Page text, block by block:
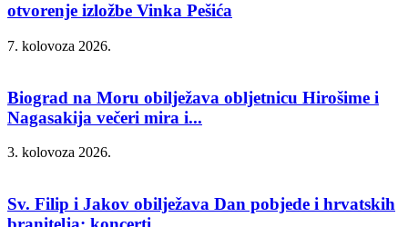
otvorenje izložbe Vinka Pešića
7. kolovoza 2026.
Biograd na Moru obilježava obljetnicu Hirošime i
Nagasakija večeri mira i...
3. kolovoza 2026.
Sv. Filip i Jakov obilježava Dan pobjede i hrvatskih